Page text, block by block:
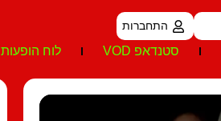
התחברות
סטנדאפ VOD לוח הופעות